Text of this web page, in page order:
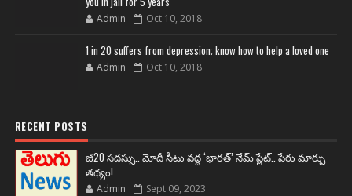
Admin Oct 10, 2018
1 in 20 suffers from depression; know how to help a loved one
Admin Oct 10, 2018
RECENT POSTS
జీ20 సదస్సు.. మోదీ సీటు వద్ద ‘భారత్’ నేమ్ ప్లేట్‌.. పేరు మార్పు
తథ్యం!
Admin Sept 09, 2023